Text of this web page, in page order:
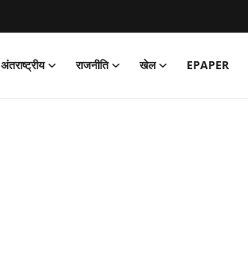
अंतराष्ट्रीय राजनीति खेल EPAPER